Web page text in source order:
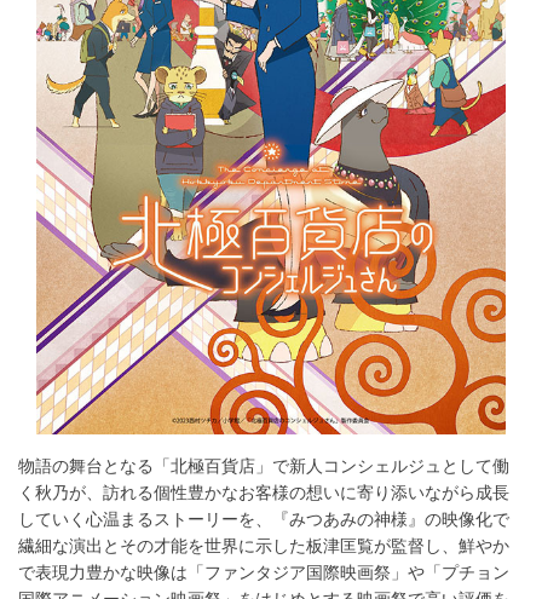
物語の舞台となる「北極百貨店」で新人コンシェルジュとして働
く秋乃が、訪れる個性豊かなお客様の想いに寄り添いながら成長
していく心温まるストーリーを、『みつあみの神様』の映像化で
繊細な演出とその才能を世界に示した板津匡覧が監督し、鮮やか
で表現力豊かな映像は「ファンタジア国際映画祭」や「プチョン